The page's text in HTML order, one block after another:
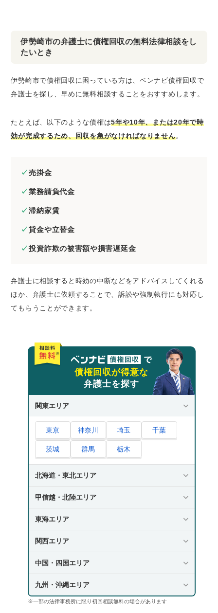
伊勢崎市の弁護士に債権回収の無料法律相談をし
たいとき
伊勢崎市で債権回収に困っている方は、ベンナビ債権回収で
弁護士を探し、早めに無料相談することをおすすめします。
たとえば、以下のような債権は5年や10年、または20年で時
効が完成するため、回収を急がなければなりません。
売掛金
業務請負代金
滞納家賃
貸金や立替金
投資詐欺の被害額や損害遅延金
弁護士に相談すると時効の中断などをアドバイスしてくれる
ほか、弁護士に依頼することで、訴訟や強制執行にも対応し
てもらうことができます。
債権回収が得意な
弁護士を探す
関東エリア
東京 神奈川 埼玉 千葉
茨城 群馬 栃木
北海道・東北エリア
甲信越・北陸エリア
東海エリア
関西エリア
中国・四国エリア
九州・沖縄エリア
※一部の法律事務所に限り初回相談無料の場合があります